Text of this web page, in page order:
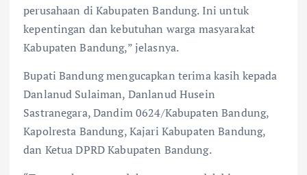
perusahaan di Kabupaten Bandung. Ini untuk
kepentingan dan kebutuhan warga masyarakat
Kabupaten Bandung,” jelasnya.
Bupati Bandung mengucapkan terima kasih kepada
Danlanud Sulaiman, Danlanud Husein
Sastranegara, Dandim 0624/Kabupaten Bandung,
Kapolresta Bandung, Kajari Kabupaten Bandung,
dan Ketua DPRD Kabupaten Bandung.